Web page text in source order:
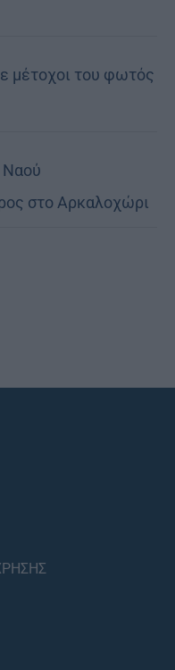
μέτοχοι του φωτός
Ναού
στο Αρκαλοχώρι